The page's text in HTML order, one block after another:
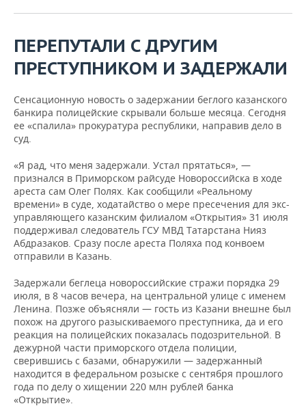
ТЕЛЕКОММУНИКАЦИИ
БИЗНЕС-БРАНЧИ
ONLINE-КОНФЕРЕНЦИИ
ОТКРЫТАЯ ЛЕКЦИЯ
ФУТБОЛ
ХОККЕЙ
БАСКЕТБОЛ
ВОЛЕЙБОЛ
КИБЕРСПОРТ
ФИГУРНОЕ КАТАНИЕ
ВОДНЫЕ ВИДЫ СПОРТА
ХОККЕЙ С МЯЧОМ
НОВОСТИ ОБЩЕСТВА
ВЛАСТЬ
ИНФРАСТРУКТУРА
ИСТОРИЯ
КУЛЬТУРА
МЕДИЦИНА
ОБРАЗОВАНИЕ
ПРОИСШЕСТВИЯ
ФОТОГАЛЕРЕЯ
СЮЖЕТЫ
СПРАВОЧНИК
СПИСОК ПЕРСОН
СПИСОК КОМПАНИЙ
ПОЛНАЯ ВЕРСИЯ
ПЕРЕПУТАЛИ С ДРУГИМ
ПРЕСТУПНИКОМ И ЗАДЕРЖАЛИ
Сенсационную новость о задержании беглого казанского
банкира полицейские скрывали больше месяца. Сегодня
ее «спалила» прокуратура республики, направив дело в
суд.
«Я рад, что меня задержали. Устал прятаться», —
признался в Приморском райсуде Новороссийска в ходе
ареста сам Олег Полях. Как сообщили «Реальному
времени» в суде, ходатайство о мере пресечения для экс-
управляющего казанским филиалом «Открытия» 31 июля
поддерживал следователь ГСУ МВД Татарстана Нияз
Абдразаков. Сразу после ареста Поляха под конвоем
отправили в Казань.
Задержали беглеца новороссийские стражи порядка 29
июля, в 8 часов вечера, на центральной улице с именем
Ленина. Позже объясняли — гость из Казани внешне был
похож на другого разыскиваемого преступника, да и его
реакция на полицейских показалась подозрительной. В
дежурной части приморского отдела полиции,
сверившись с базами, обнаружили — задержанный
находится в федеральном розыске с сентября прошлого
года по делу о хищении 220 млн рублей банка
«Открытие».